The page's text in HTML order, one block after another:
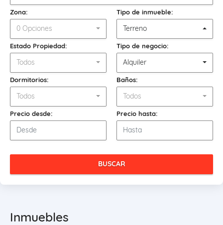
Zona:
0 Opciones
Tipo de inmueble:
Terreno
Estado Propiedad:
Todos
Tipo de negocio:
Alquiler
Dormitorios:
Todos
Baños:
Todos
Precio desde: Precio hasta:
BUSCAR
Inmuebles